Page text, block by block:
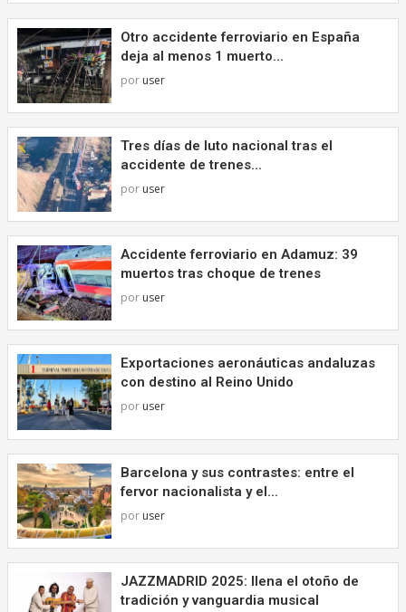
Otro accidente ferroviario en España
deja al menos 1 muerto...
por user
Tres días de luto nacional tras el
accidente de trenes...
por user
Accidente ferroviario en Adamuz: 39
muertos tras choque de trenes
por user
Exportaciones aeronáuticas andaluzas
con destino al Reino Unido
por user
Barcelona y sus contrastes: entre el
fervor nacionalista y el...
por user
JAZZMADRID 2025: llena el otoño de
tradición y vanguardia musical